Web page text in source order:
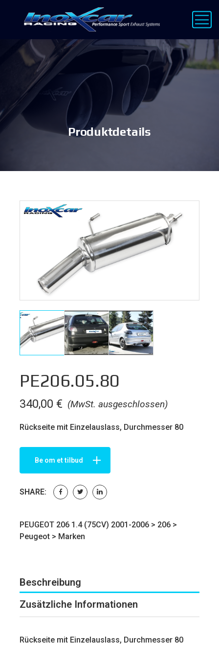
Produktdetails
PE206.05.80
(MwSt. ausgeschlossen)
340,00 €
Rückseite mit Einzelauslass, Durchmesser 80
Be om et tilbud
SHARE:
PEUGEOT 206 1.4 (75CV) 2001-2006 > 206 >
Peugeot > Marken
Beschreibung
Zusätzliche Informationen
Rückseite mit Einzelauslass, Durchmesser 80